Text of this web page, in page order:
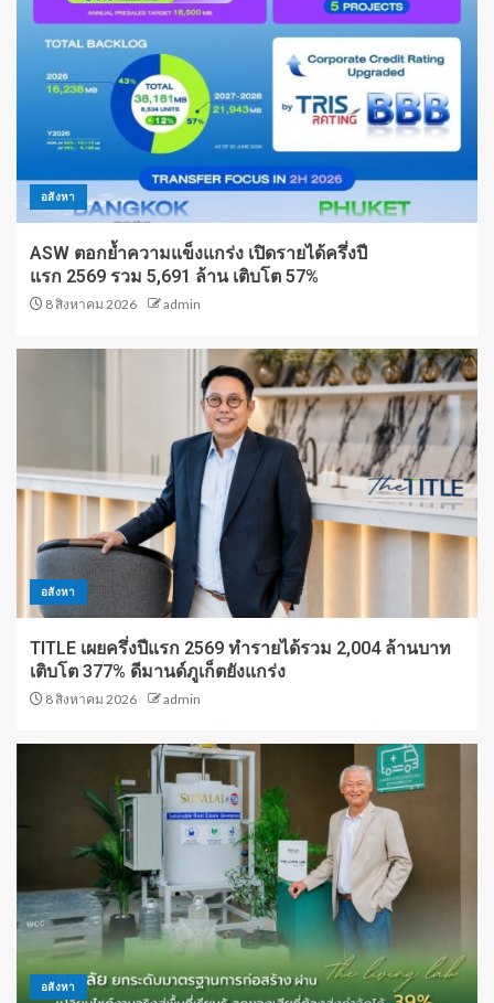
อสังหา
ASW ตอกย้ำความแข็งแกร่ง เปิดรายได้ครึ่งปี
แรก 2569 รวม 5,691 ล้าน เติบโต 57%
8 สิงหาคม 2026 admin
อสังหา
TITLE เผยครึ่งปีแรก 2569 ทำรายได้รวม 2,004 ล้านบาท
เติบโต 377% ดีมานด์ภูเก็ตยังแกร่ง
8 สิงหาคม 2026 admin
อสังหา